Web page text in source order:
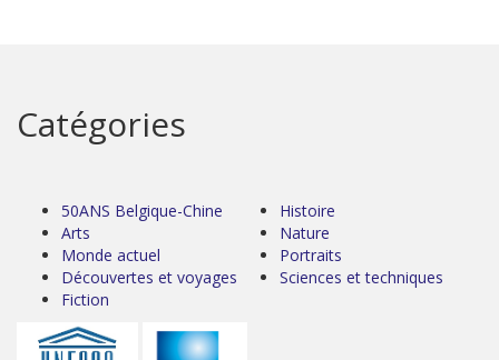
Catégories
50ANS Belgique-Chine
Arts
Monde actuel
Découvertes et voyages
Fiction
Histoire
Nature
Portraits
Sciences et techniques